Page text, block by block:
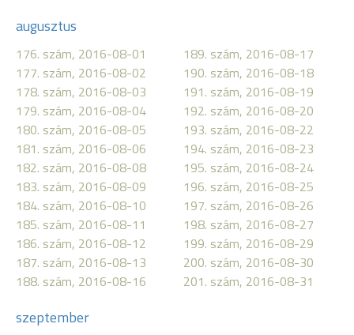
augusztus
176. szám, 2016-08-01
177. szám, 2016-08-02
178. szám, 2016-08-03
179. szám, 2016-08-04
180. szám, 2016-08-05
181. szám, 2016-08-06
182. szám, 2016-08-08
183. szám, 2016-08-09
184. szám, 2016-08-10
185. szám, 2016-08-11
186. szám, 2016-08-12
187. szám, 2016-08-13
188. szám, 2016-08-16
189. szám, 2016-08-17
190. szám, 2016-08-18
191. szám, 2016-08-19
192. szám, 2016-08-20
193. szám, 2016-08-22
194. szám, 2016-08-23
195. szám, 2016-08-24
196. szám, 2016-08-25
197. szám, 2016-08-26
198. szám, 2016-08-27
199. szám, 2016-08-29
200. szám, 2016-08-30
201. szám, 2016-08-31
szeptember